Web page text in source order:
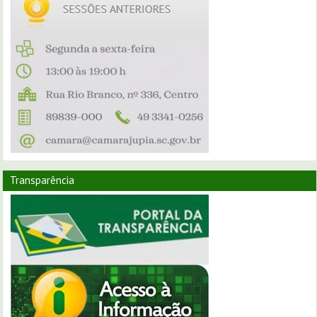
Transparência